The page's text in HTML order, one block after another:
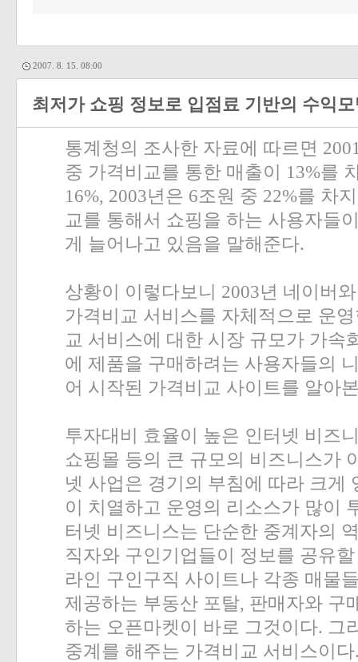
2007. 8. 15. 08:00
최저가 쇼핑 정보로 입점료 기반의 수익
통계청의 조사한 자료에 따르면
중 가격비교를 통한 매출이 13%를
16%, 2003년은 6조원 중 22%를 차
교를 통해서 쇼핑을 하는 사용자들
게 늘어나고 있음을 말해준다.
상황이 이렇다보니 2003년 네이버
가격비교 서비스를 자체적으로 운
교 서비스에 대한 시장 규모가 가속
에 제품을 구매하려는 사용자들의
어 시작된 가격비교 사이트를 알아
투자대비 효율이 높은 인터넷 비즈
쇼핑몰 등의 큰 규모의 비즈니스가
넷 사업은 경기의 부침에 따라 크게
이 치열하고 운영의 리소스가 많이
터넷 비즈니스는 단순한 중계자의
직자와 구인기업들이 정보를 공유
라인 구인구직 사이트나 각종 매물
제공하는 부동산 포탈, 판매자와 구
하는 오픈마켓이 바로 그것이다. 그
중계를 해주는 가격비교 서비스이다